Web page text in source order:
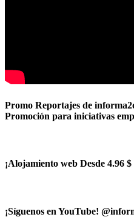
Promo Reportajes de
Promoción para iniciativas
¡Alojamiento web Desde 4.96
¡Síguenos en YouTube!